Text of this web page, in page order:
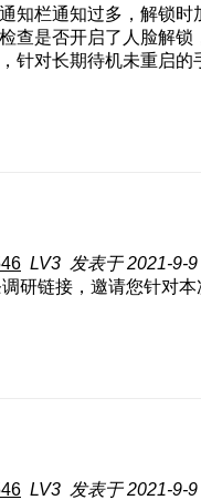
知栏通知过多，解锁
查是否开启了人脸解
针对长期待机未重启的
LV3 发表于 2021-9-
研链接，邀请您针对本
LV3 发表于 2021-9-